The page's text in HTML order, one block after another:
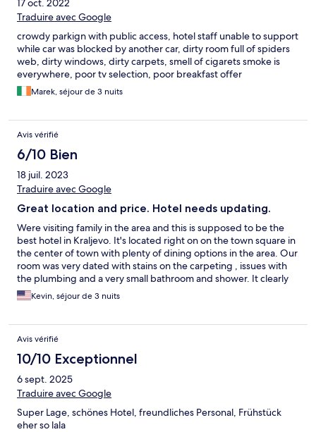
17 oct. 2022
Traduire avec Google
crowdy parkign with public access, hotel staff unable to support
while car was blocked by another car, dirty room full of spiders
web, dirty windows, dirty carpets, smell of cigarets smoke is
everywhere, poor tv selection, poor breakfast offer
Marek, séjour de 3 nuits
Avis vérifié
6/10 Bien
18 juil. 2023
Traduire avec Google
Great location and price. Hotel needs updating.
Were visiting family in the area and this is supposed to be the
best hotel in Kraljevo. It's located right on on the town square in
the center of town with plenty of dining options in the area. Our
room was very dated with stains on the carpeting , issues with
the plumbing and a very small bathroom and shower. It clearly
hadn't been updated in a very long time. On the positive side,
the mini-split AC system worked great which was really
staff was friendly and willing to help. It has a parking garage,
but we just used taxis. Unlike Belgrade, all of the taxis in the area
are metered with a consistent rate, so you can be comfortable
getting one from the hotel or on the street. So overall, the hotel
worked for us and the price was reasonable, but it was a little
disappointing after the luxurious one we had in Belgrade. If we
Kevin, séjour de 3 nuits
Avis vérifié
10/10 Exceptionnel
6 sept. 2025
Traduire avec Google
Super Lage, schönes Hotel, freundliches Personal, Frühstück
eher so lala